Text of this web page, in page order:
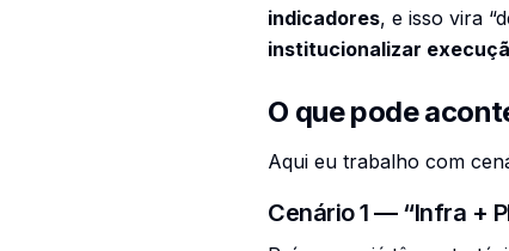
indicadores, e isso vira
institucionalizar
O que pode
Aqui eu trabalho com
Cenário 1 — “Infra +